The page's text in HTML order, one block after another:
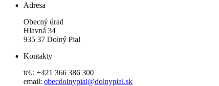
Adresa
Obecný úrad
Hlavná 34
935 37 Dolný Pial
Kontakty
tel.: +421 366 386 300
email: obecdolnypial@dolnypial.sk